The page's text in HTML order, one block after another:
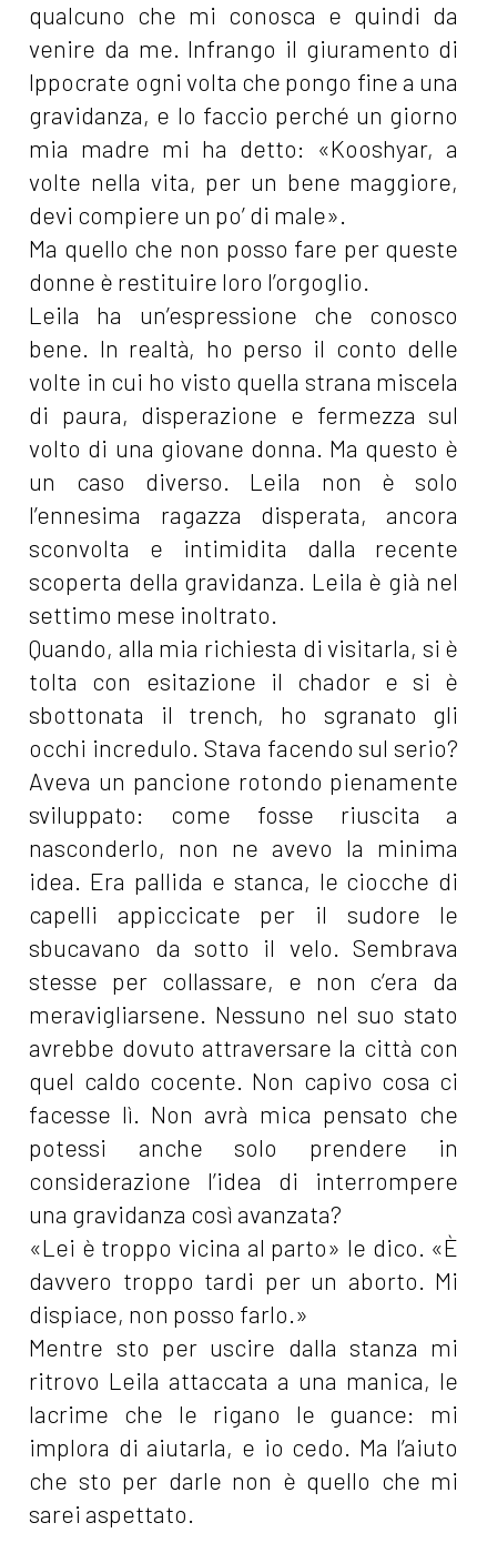
qualcuno che mi conosca e quindi da
venire da me. Infrango il giuramento di
Ippocrate ogni volta che pongo fine a una
gravidanza, e lo faccio perché un giorno
mia madre mi ha detto: «Kooshyar, a
volte nella vita, per un bene maggiore,
devi compiere un po’ di male».
Ma quello che non posso fare per queste
donne è restituire loro l’orgoglio.
Leila ha un’espressione che conosco
bene. In realtà, ho perso il conto delle
volte in cui ho visto quella strana miscela
di paura, disperazione e fermezza sul
volto di una giovane donna. Ma questo è
un caso diverso. Leila non è solo
l’ennesima ragazza disperata, ancora
sconvolta e intimidita dalla recente
scoperta della gravidanza. Leila è già nel
settimo mese inoltrato.
Quando, alla mia richiesta di visitarla, si è
tolta con esitazione il chador e si è
sbottonata il trench, ho sgranato gli
occhi incredulo. Stava facendo sul serio?
Aveva un pancione rotondo pienamente
sviluppato: come fosse riuscita a
nasconderlo, non ne avevo la minima
idea. Era pallida e stanca, le ciocche di
capelli appiccicate per il sudore le
sbucavano da sotto il velo. Sembrava
stesse per collassare, e non c’era da
meravigliarsene. Nessuno nel suo stato
avrebbe dovuto attraversare la città con
quel caldo cocente. Non capivo cosa ci
facesse lì. Non avrà mica pensato che
potessi anche solo prendere in
considerazione l’idea di interrompere
una gravidanza così avanzata?
«Lei è troppo vicina al parto» le dico. «È
davvero troppo tardi per un aborto. Mi
dispiace, non posso farlo.»
Mentre sto per uscire dalla stanza mi
ritrovo Leila attaccata a una manica, le
lacrime che le rigano le guance: mi
implora di aiutarla, e io cedo. Ma l’aiuto
che sto per darle non è quello che mi
sarei aspettato.